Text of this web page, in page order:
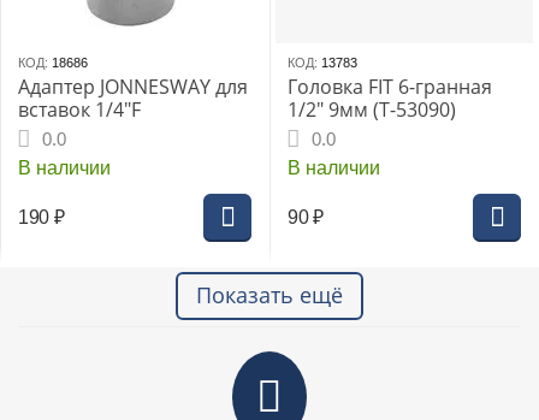
КОД: 18686
Адаптер JONNESWAY для
вставок 1/4"F
0.0
В наличии
190 ₽
КОД: 13783
Головка FIT 6-гранная
1/2" 9мм (Т-53090)
0.0
В наличии
90 ₽
Показать ещё